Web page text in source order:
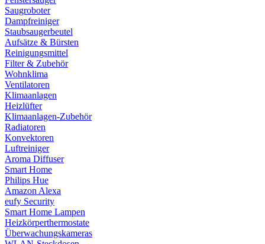
Saugroboter
Dampfreiniger
Staubsaugerbeutel
Aufsätze & Bürsten
Reinigungsmittel
Filter & Zubehör
Wohnklima
Ventilatoren
Klimaanlagen
Heizlüfter
Klimaanlagen-Zubehör
Radiatoren
Konvektoren
Luftreiniger
Aroma Diffuser
Smart Home
Philips Hue
Amazon Alexa
eufy Security
Smart Home Lampen
Heizkörperthermostate
Überwachungskameras